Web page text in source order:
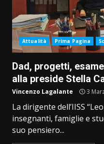
Attualità Prima Pagina
Dad, progetti,
alla preside Stella
Vincenzo Lagalante 3
La dirigente dell’IISS
insegnanti, famiglie e
suo pensiero...